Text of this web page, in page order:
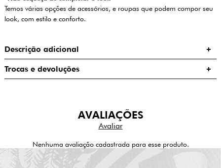
Temos várias opções de acessórios, e roupas que podem compor seu
look, com estilo e conforto.
Descrição adicional
Trocas e devoluções
AVALIAÇÕES
Nenhuma avaliação cadastrada para esse produto.